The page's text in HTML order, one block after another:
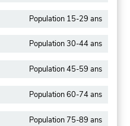
Population 15-29 ans
Population 30-44 ans
Population 45-59 ans
Population 60-74 ans
Population 75-89 ans